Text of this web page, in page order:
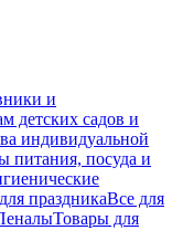
и
детских садов и
индивидуальной
питания, посуда и
праздникаВсе для
Товары для